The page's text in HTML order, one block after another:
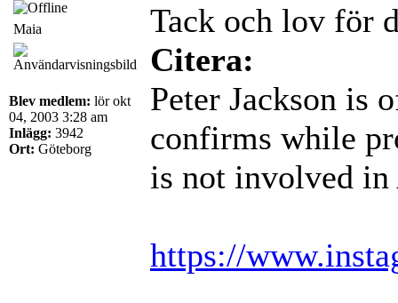
Maia
Blev medlem: lör okt
04, 2003 3:28 am
Inlägg: 3942
Ort: Göteborg
Tack och lov för
Citera:
Peter Jackson is
confirms while
is not involved in
https://